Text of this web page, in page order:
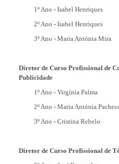
1º Ano - Isabel Henriques
2º Ano - Isabel Henriques
3º Ano - Maria Antónia Mira
Diretor de Curso Profissional de
Publicidade
1º Ano - Virgínia Palma
2º Ano - Maria Antónia
3º Ano - Cristina Rebelo
Diretor de Curso Profissional de